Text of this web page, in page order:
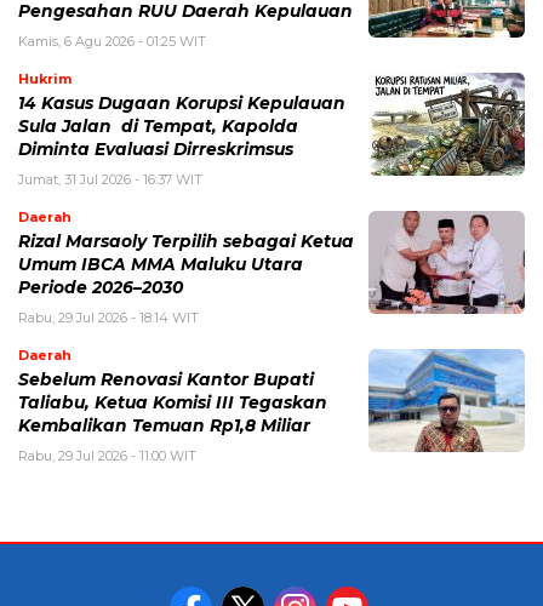
Pengesahan RUU Daerah Kepulauan
Kamis, 6 Agu 2026 - 01:25 WIT
Hukrim
14 Kasus Dugaan Korupsi Kepulauan
Sula Jalan di Tempat, Kapolda
Diminta Evaluasi Dirreskrimsus
Jumat, 31 Jul 2026 - 16:37 WIT
Daerah
Rizal Marsaoly Terpilih sebagai Ketua
Umum IBCA MMA Maluku Utara
Periode 2026–2030
Rabu, 29 Jul 2026 - 18:14 WIT
Daerah
Sebelum Renovasi Kantor Bupati
Taliabu, Ketua Komisi III Tegaskan
Kembalikan Temuan Rp1,8 Miliar
Rabu, 29 Jul 2026 - 11:00 WIT